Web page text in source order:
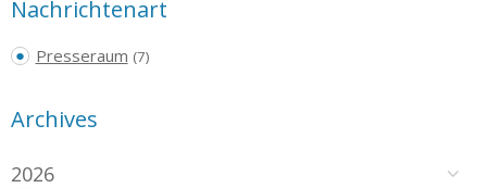
Nachrichtenart
Presseraum (7)
Archives
2026